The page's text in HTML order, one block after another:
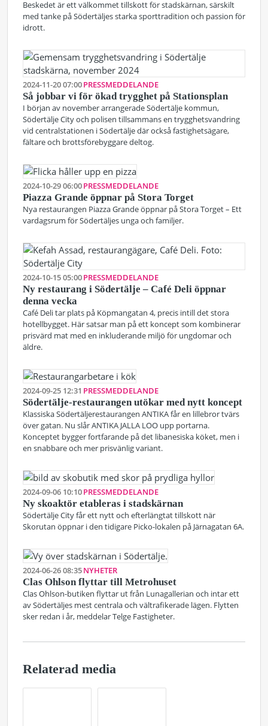
Beskedet är ett välkommet tillskott för stadskärnan, särskilt
med tanke på Södertäljes starka sporttradition och passion för
idrott.
2024-11-20 07:00PRESSMEDDELANDE
Så jobbar vi för ökad trygghet på Stationsplan
I början av november arrangerade Södertälje kommun,
Södertälje City och polisen tillsammans en trygghetsvandring
vid centralstationen i Södertälje där också fastighetsägare,
fältare och brottsförebyggare deltog.
2024-10-29 06:00PRESSMEDDELANDE
Piazza Grande öppnar på Stora Torget
Nya restaurangen Piazza Grande öppnar på Stora Torget – Ett
vardagsrum för Södertäljes unga och familjer.
2024-10-15 05:00PRESSMEDDELANDE
Ny restaurang i Södertälje – Café Deli öppnar
denna vecka
Café Deli tar plats på Köpmangatan 4, precis intill det stora
hotellbygget. Här satsar man på ett koncept som kombinerar
prisvärd mat med en inkluderande miljö för ungdomar och
äldre.
2024-09-25 12:31 PRESSMEDDELANDE
Södertälje-restaurangen utökar med nytt koncept
Klassiska Södertäljerestaurangen ANTIKA får en lillebror tvärs
över gatan. Nu slår ANTIKA JALLA LOO upp portarna.
Konceptet bygger fortfarande på det libanesiska köket, men i
en snabbare och mer prisvänlig variant.
2024-09-06 10:10PRESSMEDDELANDE
Ny skoaktör etableras i stadskärnan
Södertälje City får ett nytt och efterlängtat tillskott när
Skorutan öppnar i den tidigare Picko-lokalen på Järnagatan 6A.
2024-06-26 08:35NYHETER
Clas Ohlson flyttar till Metrohuset
Clas Ohlson-butiken flyttar ut från Lunagallerian och intar ett
av Södertäljes mest centrala och vältrafikerade lägen. Flytten
sker redan i år, meddelar Telge Fastigheter.
Relaterad media